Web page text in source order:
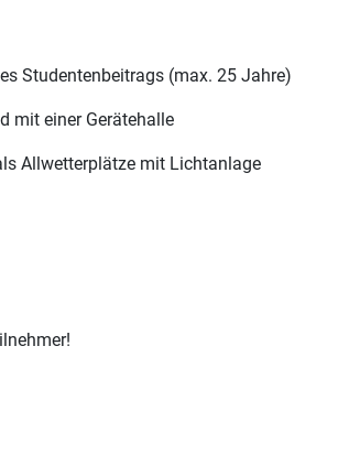
Studentenbeitrags (max. 25 Jahre)
mit einer Gerätehalle
Allwetterplätze mit Lichtanlage